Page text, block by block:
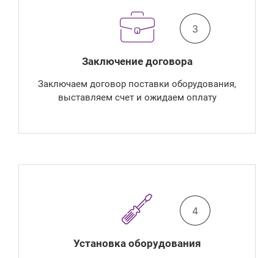
Заключение договора
Заключаем договор поставки оборудования,
выставляем счет и ожидаем оплату
3
Установка оборудования
4